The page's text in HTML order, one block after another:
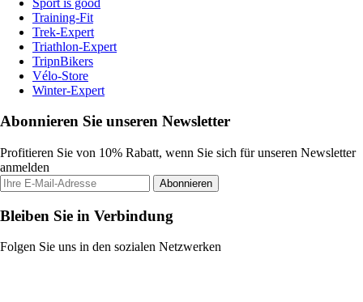
Training-Fit
Trek-Expert
Triathlon-Expert
TripnBikers
Vélo-Store
Winter-Expert
Abonnieren Sie unseren Newsletter
Profitieren Sie von 10% Rabatt, wenn Sie sich für unseren Newsletter
anmelden
Abonnieren
Bleiben Sie in Verbindung
Folgen Sie uns in den sozialen Netzwerken